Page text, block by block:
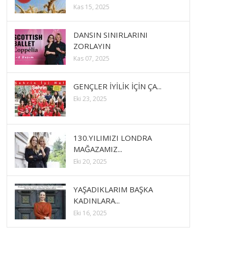
Kas 15, 2025
DANSIN SINIRLARINI
ZORLAYIN
Kas 07, 2025
GENÇLER İYİLİK İÇİN ÇA...
Eki 23, 2025
130.YILIMIZI LONDRA
MAĞAZAMIZ...
Eki 20, 2025
YAŞADIKLARIM BAŞKA
KADINLARA...
Eki 16, 2025